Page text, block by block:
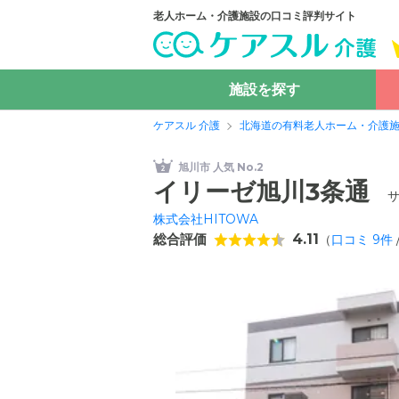
老人ホーム・介護施設の口コミ評判サイト
施設を探す
ケアスル 介護 北海道の有料老人ホーム・介護
旭川市 人気 No.2
イリーゼ旭川3条通
株式会社HITOWA
総合評価 4.11 （口コミ 9件